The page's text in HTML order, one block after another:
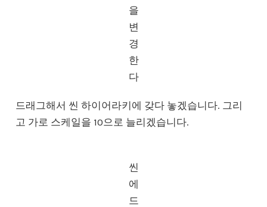
을
변
경
한
다
드래그해서 씬 하이어라키에 갖다 놓겠습니다. 그리
고 가로 스케일을 10으로 늘리겠습니다.
씬
에
드